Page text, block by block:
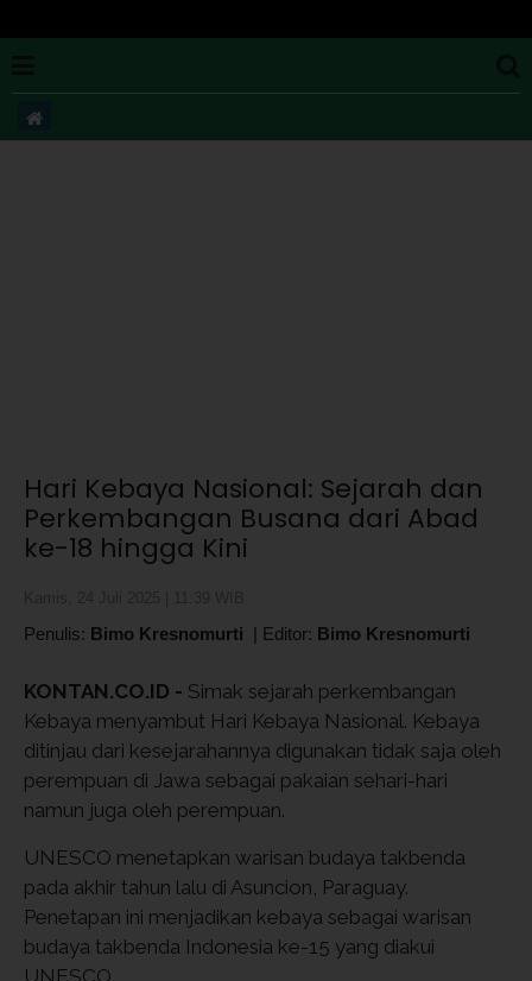
Hari Kebaya Nasional: Sejarah dan
Perkembangan Busana dari Abad
ke-18 hingga Kini
Penulis: Bimo Kresnomurti | Editor: Bimo Kresnomurti
KONTAN.CO.ID - Simak sejarah perkembangan
Kebaya menyambut Hari Kebaya Nasional. Kebaya
ditinjau dari kesejarahannya digunakan tidak saja oleh
perempuan di Jawa sebagai pakaian sehari-hari
namun juga oleh perempuan.
UNESCO menetapkan warisan budaya takbenda
pada akhir tahun lalu di Asuncion, Paraguay.
Penetapan ini menjadikan kebaya sebagai warisan
budaya takbenda Indonesia ke-15 yang diakui
UNESCO.